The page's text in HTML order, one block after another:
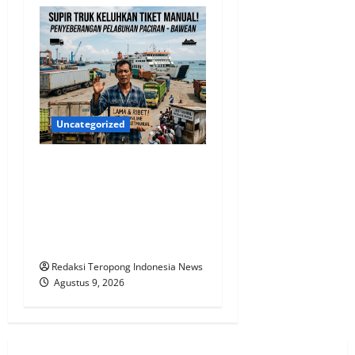
Uncategorized
Redaksi Teropong Indonesia News
Agustus 9, 2026